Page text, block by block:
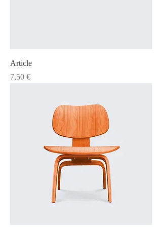
Article
Prix
7,50 €